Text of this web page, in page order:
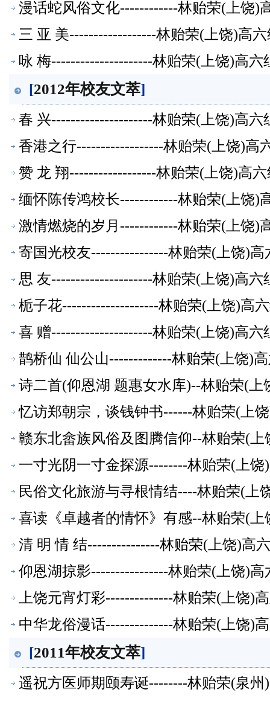
漫话蛇风俗文化------------林贻荣(上饶)
三 亚 美------------------林贻荣(上饶)高
咏 梅---------------------林贻荣(上饶)高六
[2012年校友文萃]
春 兴---------------------林贻荣(上饶)高六
香港之行------------------林贻荣(上饶)高
赞 龙 翔------------------林贻荣(上饶)高
缅怀陈传鸿校长------------林贻荣(上饶)
激情燃烧的岁月------------林贻荣(上饶)
寄国光校友----------------林贻荣(上饶)高
思 友---------------------林贻荣(上饶)高六
栀子花--------------------林贻荣(上饶)高
喜 赠---------------------林贻荣(上饶)高六
鹊桥仙 仙公山-------------林贻荣(上饶)
诗二首(仰恩湖 题惠女水库)--林贻荣(上
忆访郑朝宗，谈钱钟书------林贻荣(上
赣东北畲族风俗及图腾信仰--林贻荣(
一寸光阴一寸金探源--------林贻荣(上
民俗文化旅游与寻根情结----林贻荣(上
喜读《卓越者的情怀》有感--林贻荣(
清 明 情 结---------------林贻荣(上饶)高
仰恩湖掠影----------------林贻荣(上饶)高
上饶元宵灯彩--------------林贻荣(上饶)
中华龙俗漫话--------------林贻荣(上饶)
[2011年校友文萃]
遥祝方医师期颐寿诞--------林贻荣(泉